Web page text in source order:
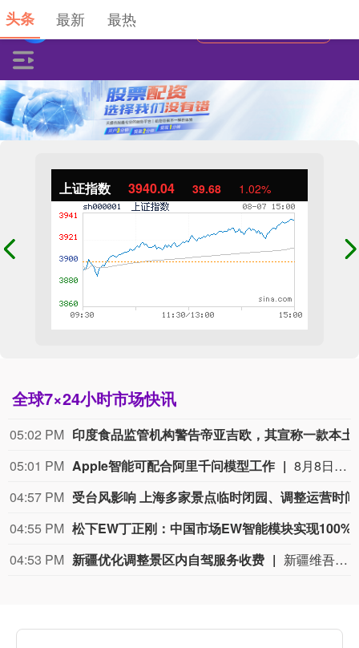
上证指数 3940.04 39.68 1.02%
全球7×24小时市场快讯
05:02 PM
05:01 PM Apple智能可配合阿里千问模型工作
8月8日消息，苹果官网显示，Apple智能可配合阿里巴巴千问模型工作。
04:57 PM
04:55 PM
04:53 PM 新疆优化调整景区内自驾服务收费 新疆维吾尔自治区文化和旅游厅8月8日消息，为持续优化旅游环境，更大力度惠及广大游客，新疆维吾尔自治区文化和旅游厅联合有关部门指导全区4A级及以上涉收取自驾服务费的旅游景区，对收费模式和标准作出优化调整。各景区制定优化调整方案，按程序报备后，将原按“人”收费、按“车”收费全部调整为按“车”收费，根据不同车型（以机动车行驶证核定载人数为准），5座及以下价格均不超过120元/车，6至7座不超过180元/车，8至19座不超过300元/车，20座及以上不超过600元/车。因票务系统需调整升级，原按“人”收费调整为按“车”收费的景区，新方案不晚于8月20日0时起执行，新方案开始实行前为过渡期，过渡期内价格均不超过30元/人；原按“车”收费的景区，新方案不晚于8月12日0时起执行，不设过渡期。
头条 最新 最热